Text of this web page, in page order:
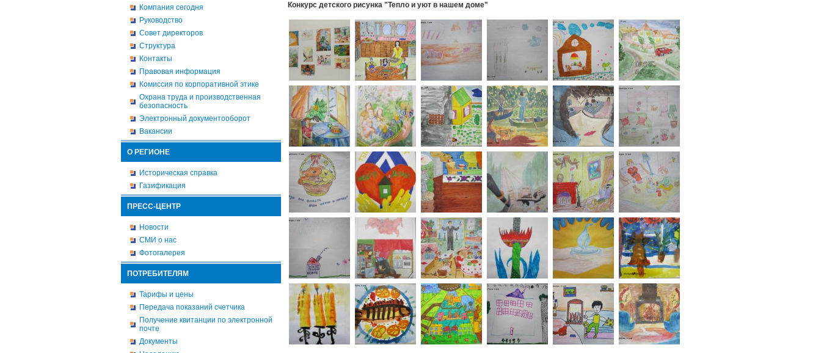
Компания сегодня
Руководство
Совет директоров
Структура
Контакты
Правовая информация
Комиссия по корпоративной этике
Охрана труда и производственная
безопасность
Электронный документооборот
Вакансии
О РЕГИОНЕ
Историческая справка
Газификация
ПРЕСС-ЦЕНТР
Новости
СМИ о нас
Фотогалерея
ПОТРЕБИТЕЛЯМ
Тарифы и цены
Передача показаний счетчика
Получение квитанции по электронной
почте
Документы
Конкурс детского рисунка "Тепло и уют в нашем доме"